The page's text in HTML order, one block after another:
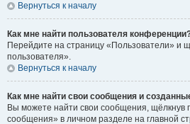
Вернуться к началу
Как мне найти пользователя
Перейдите на страницу «Пользователи» и
пользователя».
Вернуться к началу
Как мне найти свои сообщения и
Вы можете найти свои сообщения, щёлкнув
сообщения» в личном разделе на главной